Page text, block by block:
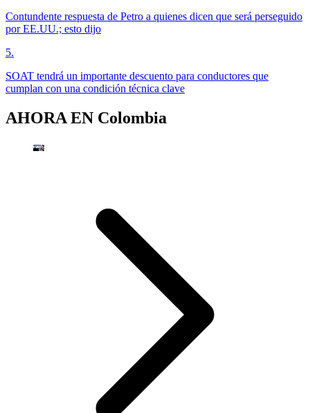
Contundente respuesta de Petro a quienes dicen que será perseguido
por EE.UU.; esto dijo
5.
SOAT tendrá un importante descuento para conductores que
cumplan con una condición técnica clave
AHORA EN Colombia